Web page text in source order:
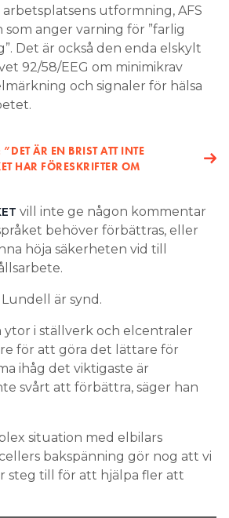
utformning, AFS
som anger varning för ”farlig
Det är också den enda elskylt
92/58/EEG om minimikrav
och signaler för hälsa
ÄR EN BRIST ATT INTE
HAR FÖRESKRIFTER OM
vill inte ge någon kommentar
behöver förbättras, eller
höja säkerheten vid till
är synd.
ytor i ställverk och elcentraler
för att göra det lättare för
ihåg det viktigaste är
svårt att förbättra, säger han
situation med elbilars
bakspänning gör nog att vi
steg till för att hjälpa fler att